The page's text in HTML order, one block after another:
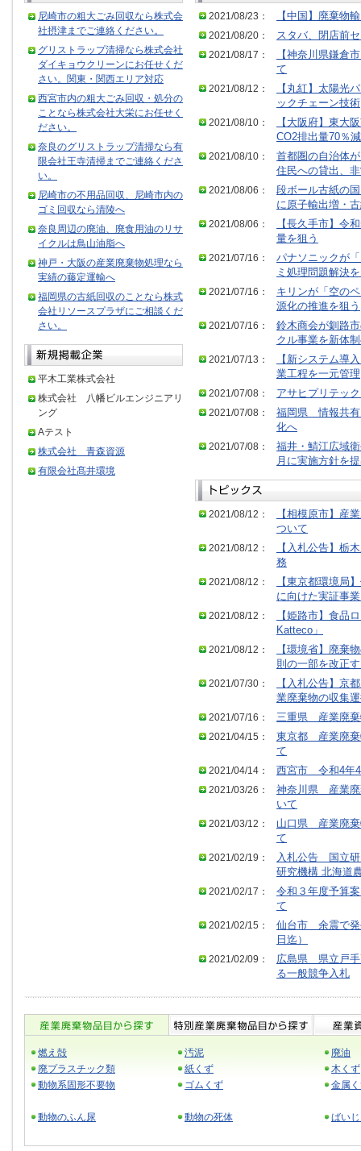
尼崎市の粗大ごみ回収なら株式会
社摂津までご連絡ください。
グリストラップ清掃なら株式会社
ダイキョウクリーンにお任せくだ
さい。関東・関西エリア対応
西宮市内の粗大ごみ回収・処分の
ことなら株式会社大栄にお任せく
ださい。
奈良のグリストラップ清掃なら有
限会社王寺清掃までご連絡くださ
い。
尼崎市の不用品回収、尼崎市内の
ゴミ回収なら清陵へ
奈良周辺の廃油、廃食用油のリサ
イクルは鳥山油脂へ
神戸・大阪の産業廃棄物処理なら
実績の藤定運輸へ
福岡県の古紙回収のことなら株式
会社リソースプラザにご相談くだ
さい。
平木工業株式会社
株式会社 八幡ビルエンジニアリ
ング
Aテスト
株式会社 青森資源
有限会社髙井環境
2021/08/23：
【中国】廃棄物
2021/08/20：
スタバ、閉店前
2021/08/17：
【神奈川県鎌倉
て
2021/08/12：
【丸紅】太陽光
ックチェーン技術
2021/08/10：
【大阪府】東大
CO2排出量70％減
2021/08/10：
首都圏の自治体
住民への貸出、
2021/08/06：
段ボール古紙の
に原子輸出増・
2021/08/06：
【長久手市】令
量を狙う
2021/07/16：
パナソニックが
ミ処理問題解決
2021/07/16：
キリンが「空の
源化の推進を狙う
2021/07/16：
鈴木商会が釧路
クル事業を新体
2021/07/13：
【新システム導
業工程を一元管理
2021/07/08：
アサヒプリテッ
2021/07/08：
福岡県 情報共有
化へ
2021/07/08：
福井・鯖江広域
月に実施方針を
2021/08/12：
【相模原市】産
ついて
2021/08/12：
【入札公告】栃
務
2021/08/12：
【東京都環境局
に向けた実証事
2021/08/12：
【姫路市】食品
Katteco」
2021/08/12：
【環境省】廃棄
則の一部を改正
2021/07/30：
【入札公告】京
業廃棄物の収集
2021/07/16：
三重県 産業廃棄
2021/04/15：
東京都 産業廃棄
て
2021/04/14：
西宮市 令和4年4
2021/03/26：
神奈川県 産業廃
いて
2021/03/12：
山口県 産業廃棄
て
2021/02/19：
入札公告 国立研
研究機構 北海道
2021/02/17：
令和３年度予算
て
2021/02/15：
仙台市 余震で発
日迄）
2021/02/09：
広島県 県立戸手
る一般競争入札
燃え殻 汚泥
廃油
廃プラスチック類
紙くず
木くず
動物系固形不要物
ゴムくず 金属
動物のふん尿 動物の死体 ばい